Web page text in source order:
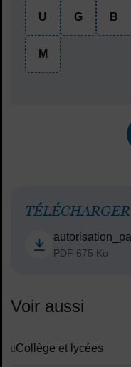
U G B
M
TÉLÉCHARGER
PDF 675 Ko
Voir aussi
Collège et lycées